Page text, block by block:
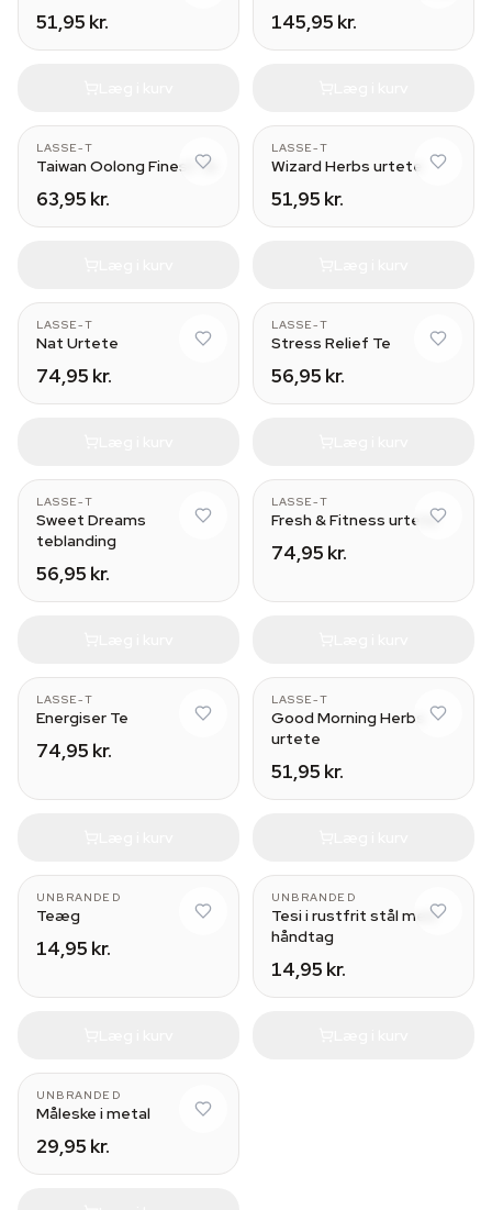
51,95 kr. 145,95 kr.
LASSE-T
Taiwan Oolong Finest Te
63,95 kr.
LASSE-T
Wizard Herbs urtete
51,95 kr.
LASSE-T
Nat Urtete
74,95 kr.
LASSE-T
Stress Relief Te
56,95 kr.
LASSE-T
Sweet Dreams
teblanding
56,95 kr.
LASSE-T
Fresh & Fitness urtete
74,95 kr.
LASSE-T
Energiser Te
74,95 kr.
LASSE-T
Good Morning Herbs
urtete
51,95 kr.
UNBRANDED
Teæg
14,95 kr.
UNBRANDED
Tesi i rustfrit stål med
håndtag
14,95 kr.
UNBRANDED
Måleske i metal
29,95 kr.